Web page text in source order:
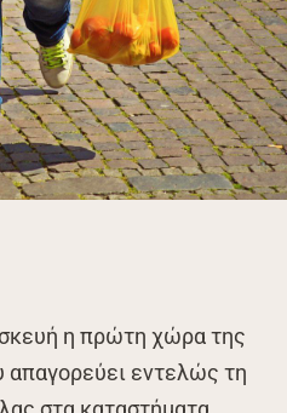
η πρώτη χώρα της
απαγορεύει εντελώς τη